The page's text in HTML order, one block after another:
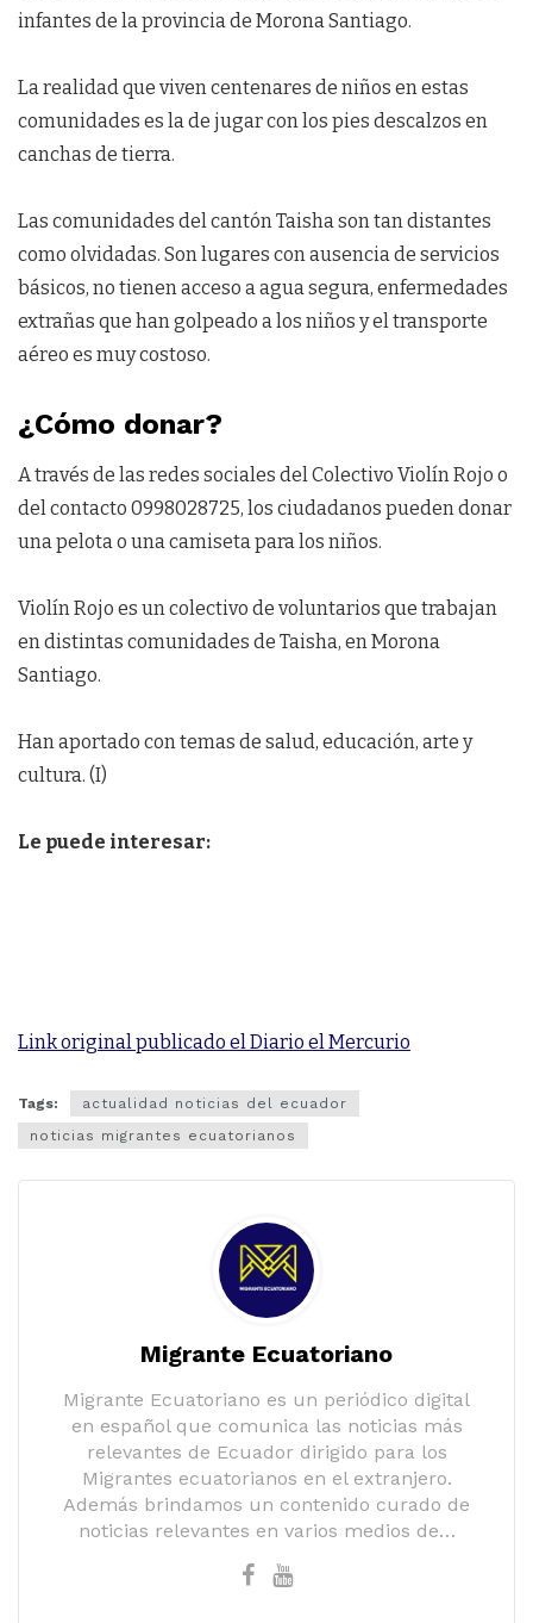
infantes de la provincia de Morona Santiago.
La realidad que viven centenares de niños en estas
comunidades es la de jugar con los pies descalzos en
canchas de tierra.
Las comunidades del cantón Taisha son tan distantes
como olvidadas. Son lugares con ausencia de servicios
básicos, no tienen acceso a agua segura, enfermedades
extrañas que han golpeado a los niños y el transporte
aéreo es muy costoso.
¿Cómo donar?
A través de las redes sociales del Colectivo Violín Rojo o
del contacto 0998028725, los ciudadanos pueden donar
una pelota o una camiseta para los niños.
Violín Rojo es un colectivo de voluntarios que trabajan
en distintas comunidades de Taisha, en Morona
Santiago.
Han aportado con temas de salud, educación, arte y
cultura. (I)
Le puede interesar:
Link original publicado el Diario el Mercurio
Tags:
actualidad noticias del ecuador
noticias migrantes ecuatorianos
Migrante Ecuatoriano
Migrante Ecuatoriano es un periódico digital
en español que comunica las noticias más
relevantes de Ecuador dirigido para los
Migrantes ecuatorianos en el extranjero.
Además brindamos un contenido curado de
noticias relevantes en varios medios de…